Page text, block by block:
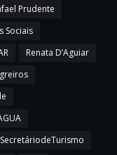
Prudente
Sociais
Renata D’Aguiar
SecretáriodeTurismo